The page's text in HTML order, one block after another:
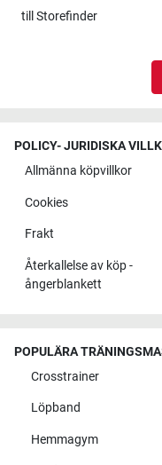
till Storefinder
POLICY- JURIDISKA
Allmänna köpvillkor
Cookies
Frakt
Återkallelse av köp -
ångerblankett
POPULÄRA
Crosstrainer
Löpband
Hemmagym